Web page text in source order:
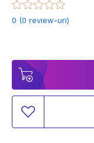
0 (0 review-uri)